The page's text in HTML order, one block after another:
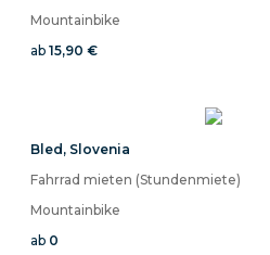
Mountainbike
ab 15,90 €
Bled , Slovenia
Fahrrad mieten (Stundenmiete)
Mountainbike
ab 0